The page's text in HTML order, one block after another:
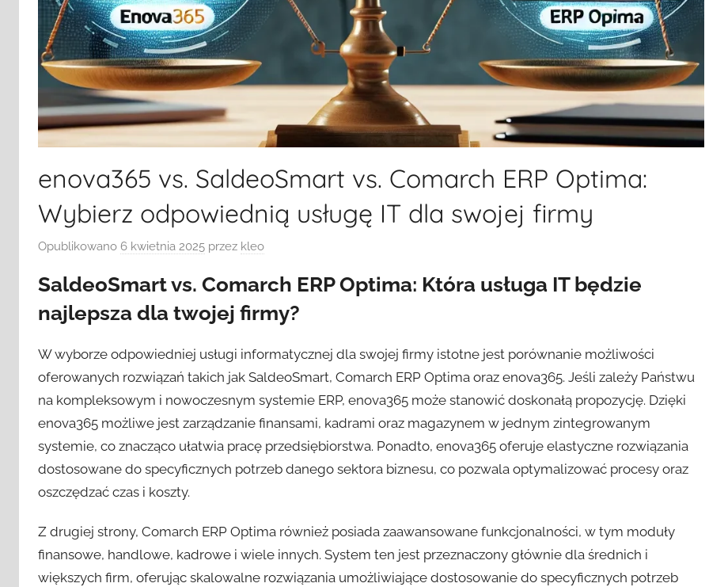
enova365 vs. SaldeoSmart vs. Comarch ERP Optima:
Wybierz odpowiednią usługę IT dla swojej firmy
Opublikowano 6 kwietnia 2025 przez kleo
SaldeoSmart vs. Comarch ERP Optima: Która usługa IT będzie
najlepsza dla twojej firmy?
W wyborze odpowiedniej usługi informatycznej dla swojej firmy istotne jest porównanie możliwości
oferowanych rozwiązań takich jak SaldeoSmart, Comarch ERP Optima oraz enova365. Jeśli zależy Państwu
na kompleksowym i nowoczesnym systemie ERP, enova365 może stanowić doskonałą propozycję. Dzięki
enova365 możliwe jest zarządzanie finansami, kadrami oraz magazynem w jednym zintegrowanym
systemie, co znacząco ułatwia pracę przedsiębiorstwa. Ponadto, enova365 oferuje elastyczne rozwiązania
dostosowane do specyficznych potrzeb danego sektora biznesu, co pozwala optymalizować procesy oraz
oszczędzać czas i koszty.
Z drugiej strony, Comarch ERP Optima również posiada zaawansowane funkcjonalności, w tym moduły
finansowe, handlowe, kadrowe i wiele innych. System ten jest przeznaczony głównie dla średnich i
większych firm, oferując skalowalne rozwiązania umożliwiające dostosowanie do specyficznych potrzeb